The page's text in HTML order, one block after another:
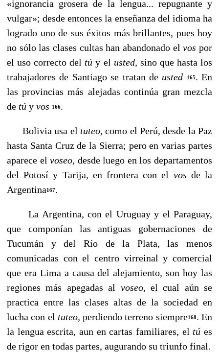
«ignorancia grosera de la lengua... repugnan­te y
vulgar»; desde entonces la enseñanza del idioma ha
lo­grado uno de sus éxitos más brillantes, pues hoy
no sólo las clases cultas han abandonado elvospor
el uso correcto del túy el usted, sino que hasta los
trabajadores de Santia­go se tratan de usted 165. En
las provincias más alejadas con­tinúa gran mezcla
de tú y vos 166.
Bolivia usa el tuteo,como el Perú, desde la Paz
hasta Santa Cruz de la Sierra; pero en varias partes
aparece elvoseo, desde luego en los departamentos
del Potosí y Tarija, en frontera con el vos de la
Argentina167.
La Argentina, con el Uruguay y el Paraguay,
que com­ponían las antiguas gobernaciones de
Tucumán y del Río de la Plata, las menos
comunicadas con el centro virreinal y comercial
que era Lima a causa del alejamiento, son hoy las
regiones más apegadas al voseo, el cual aún se
practica entre las clases altas de la sociedad en
lucha con el tuteo,perdiendo terreno siempre168. En
la lengua escrita, aun en cartas familiares, el túes
de rigor en todas partes, augu­rando su triunfo final.